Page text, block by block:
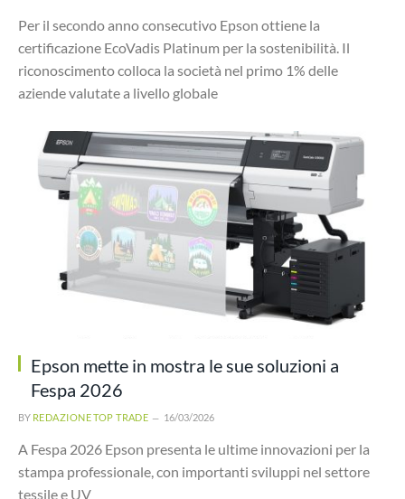
Per il secondo anno consecutivo Epson ottiene la
certificazione EcoVadis Platinum per la sostenibilità. Il
riconoscimento colloca la società nel primo 1% delle
aziende valutate a livello globale
Epson mette in mostra le sue soluzioni a
Fespa 2026
BY REDAZIONE TOP TRADE 16/03/2026
A Fespa 2026 Epson presenta le ultime innovazioni per la
stampa professionale, con importanti sviluppi nel settore
tessile e UV